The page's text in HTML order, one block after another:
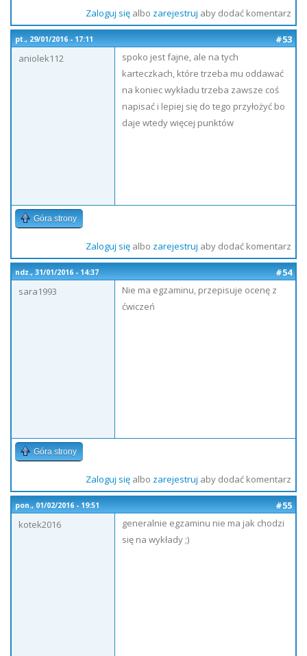
Zaloguj sięalbo zarejestruj aby dodać komentarz
pt., 29/01/2016 - 17:11
#53
aniolek112
spoko jest fajne, ale na tych
karteczkach, które trzeba mu oddawać
na koniec wykładu trzeba zawsze coś
napisać i lepiej się do tego przyłożyć bo
daje wtedy więcej punktów
Góra strony
Zaloguj sięalbo zarejestruj aby dodać komentarz
ndz., 31/01/2016 - 14:37
#54
sara1993
Nie ma egzaminu, przepisuje ocenę z
ćwiczeń
Góra strony
Zaloguj sięalbo zarejestruj aby dodać komentarz
pon., 01/02/2016 - 19:51
#55
kotek2016
generalnie egzaminu nie ma jak chodzi
się na wykłady ;)